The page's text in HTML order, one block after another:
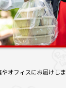
オフィスにお届けしま